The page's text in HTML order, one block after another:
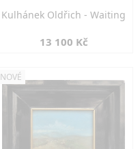
Kulhánek Oldřich - Waiting
13 100 Kč
NOVÉ